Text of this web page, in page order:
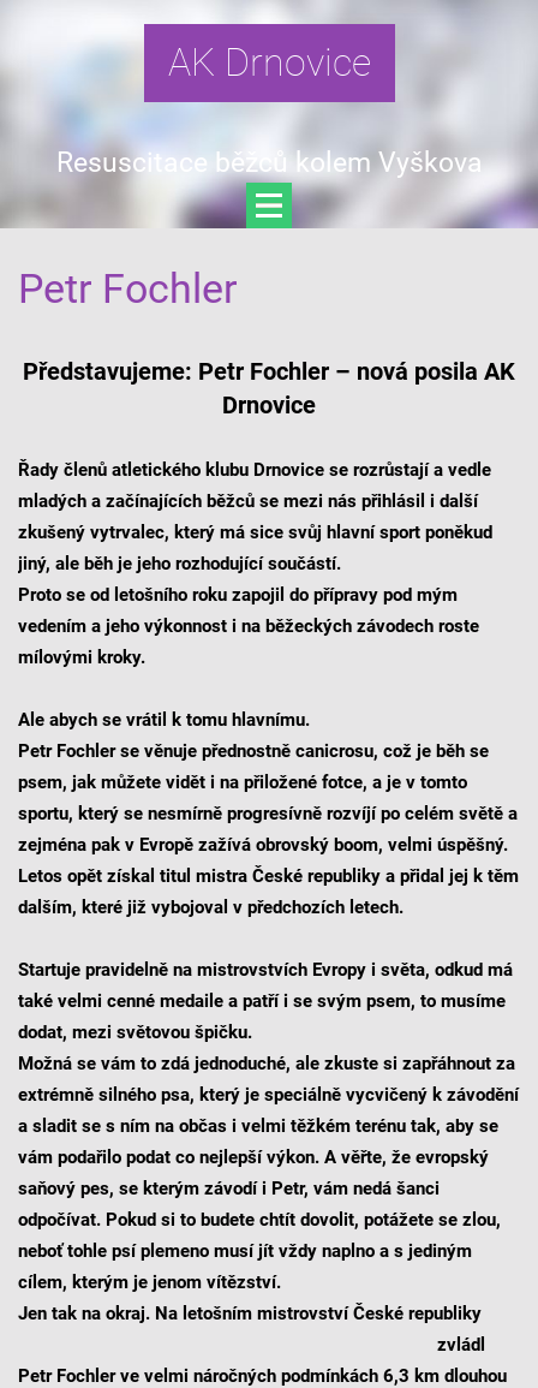
AK Drnovice
Resuscitace běžců kolem Vyškova
Petr Fochler
Představujeme: Petr Fochler – nová posila AK
Drnovice
Řady členů atletického klubu Drnovice se rozrůstají a vedle
mladých a začínajících běžců se mezi nás přihlásil i další
zkušený vytrvalec, který má sice svůj hlavní sport poněkud
jiný, ale běh je jeho rozhodující součástí.
Proto se od letošního roku zapojil do přípravy pod mým
vedením a jeho výkonnost i na běžeckých závodech roste
mílovými kroky.
Ale abych se vrátil k tomu hlavnímu.
Petr Fochler se věnuje přednostně canicrosu, což je běh se
psem, jak můžete vidět i na přiložené fotce, a je v tomto
sportu, který se nesmírně progresívně rozvíjí po celém světě a
zejména pak v Evropě zažívá obrovský boom, velmi úspěšný.
Letos opět získal titul mistra České republiky a přidal jej k těm
dalším, které již vybojoval v předchozích letech.
Startuje pravidelně na mistrovstvích Evropy i světa, odkud má
také velmi cenné medaile a patří i se svým psem, to musíme
dodat, mezi světovou špičku.
Možná se vám to zdá jednoduché, ale zkuste si zapřáhnout za
extrémně silného psa, který je speciálně vycvičený k závodění
a sladit se s ním na občas i velmi těžkém terénu tak, aby se
vám podařilo podat co nejlepší výkon. A věřte, že evropský
saňový pes, se kterým závodí i Petr, vám nedá šanci
odpočívat. Pokud si to budete chtít dovolit, potážete se zlou,
neboť tohle psí plemeno musí jít vždy naplno a s jediným
cílem, kterým je jenom vítězství.
Jen tak na okraj. Na l etošním mistrovství České republiky
zvládl
Petr Fochler ve velmi náročných podmínkách 6,3 km dlouhou